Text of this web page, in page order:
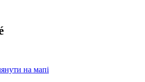
на мапі